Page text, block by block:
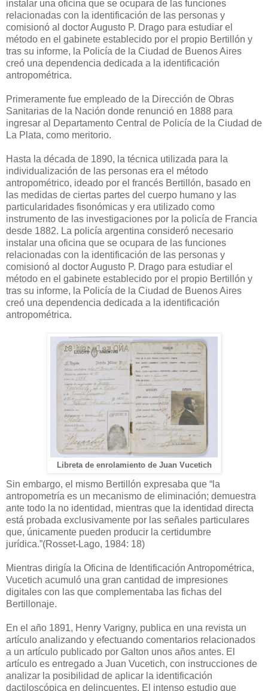
instalar una oficina que se ocupara de las funciones
relacionadas con la identificación de las personas y
comisionó al doctor Augusto P. Drago para estudiar el
método en el gabinete establecido por el propio Bertillón y
tras su informe, la Policía de la Ciudad de Buenos Aires
creó una dependencia dedicada a la identificación
antropométrica.
Primeramente fue empleado de la Dirección de Obras
Sanitarias de la Nación donde renunció en 1888 para
ingresar al Departamento Central de Policía de la Ciudad de
La Plata, como meritorio.
Hasta la década de 1890, la técnica utilizada para la
individualización de las personas era el método
antropométrico, ideado por el francés Bertillón, basado en
las medidas de ciertas partes del cuerpo humano y las
particularidades fisonómicas y era utilizado como
instrumento de las investigaciones por la policía de Francia
desde 1882. La policía argentina consideró necesario
instalar una oficina que se ocupara de las funciones
relacionadas con la identificación de las personas y
comisionó al doctor Augusto P. Drago para estudiar el
método en el gabinete establecido por el propio Bertillón y
tras su informe, la Policía de la Ciudad de Buenos Aires
creó una dependencia dedicada a la identificación
antropométrica.
Libreta de enrolamiento de Juan Vucetich
Sin embargo, el mismo Bertillón expresaba que “la
antropometría es un mecanismo de eliminación; demuestra
ante todo la no identidad, mientras que la identidad directa
está probada exclusivamente por las señales particulares
que, únicamente pueden producir la certidumbre
jurídica.”(Rosset-Lago, 1984: 18)
Mientras dirigía la Oficina de Identificación Antropométrica,
Vucetich acumuló una gran cantidad de impresiones
digitales con las que complementaba las fichas del
Bertillonaje.
En el año 1891, Henry Varigny, publica en una revista un
artículo analizando y efectuando comentarios relacionados
a un artículo publicado por Galton unos años antes. El
artículo es entregado a Juan Vucetich, con instrucciones de
analizar la posibilidad de aplicar la identificación
dactiloscópica en delincuentes. El intenso estudio que